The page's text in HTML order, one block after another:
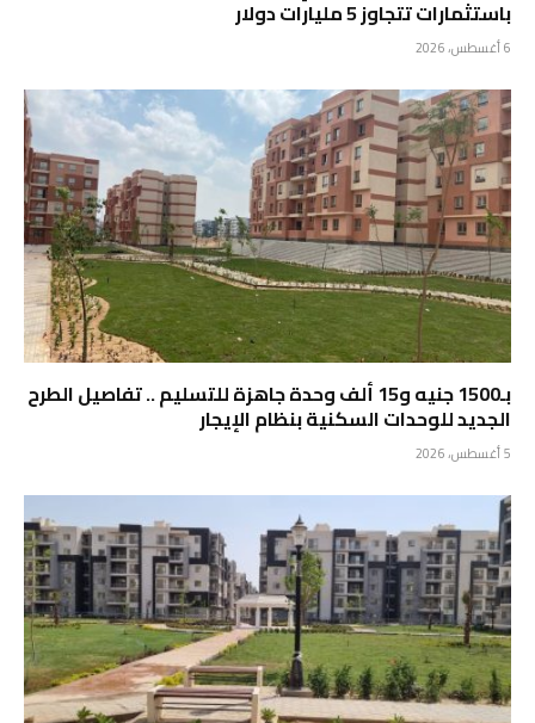
باستثمارات تتجاوز 5 مليارات دولار
6 أغسطس، 2026
بـ1500 جنيه و15 ألف وحدة جاهزة للتسليم .. تفاصيل الطرح
الجديد للوحدات السكنية بنظام الإيجار
5 أغسطس، 2026